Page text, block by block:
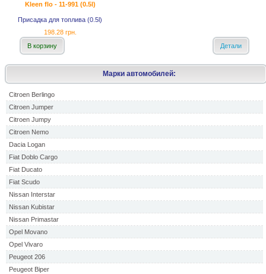
Марки автомобилей:
Citroen Berlingo
Citroen Jumper
Citroen Jumpy
Citroen Nemo
Dacia Logan
Fiat Doblo Cargo
Fiat Ducato
Fiat Scudo
Nissan Interstar
Nissan Kubistar
Nissan Primastar
Opel Movano
Opel Vivaro
Peugeot 206
Peugeot Biper
Kleen flo - 11-991 (0.5l)
Присадка для топлива (0.5l)
198.28 грн.
В корзину
Детали